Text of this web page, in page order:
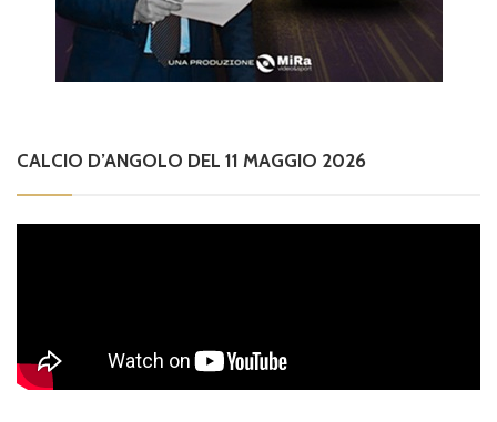
CALCIO D’ANGOLO DEL 11 MAGGIO 2026